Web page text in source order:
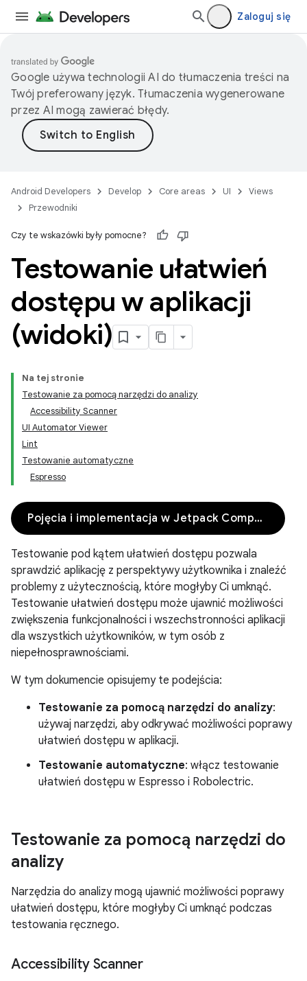
Zaloguj się
Google używa technologii AI do tłumaczenia treści na
Twój preferowany język. Tłumaczenia wygenerowane
przez AI mogą zawierać błędy.
Android Developers Develop Core areas UI
Views
Przewodniki
Czy te wskazówki były pomocne?
Testowanie ułatwień
dostępu w aplikacji
(widoki)
Na tej stronie
Testowanie za pomocą narzędzi do analizy
Accessibility Scanner
UI Automator Viewer
Lint
Testowanie automatyczne
Espresso
Pojęcia i implementacja w Jetpack Compose
Testowanie pod kątem ułatwień dostępu pozwala
sprawdzić aplikację z perspektywy użytkownika i znaleźć
problemy z użytecznością, które mogłyby Ci umknąć.
Testowanie ułatwień dostępu może ujawnić możliwości
zwiększenia funkcjonalności i wszechstronności aplikacji
dla wszystkich użytkowników, w tym osób z
niepełnosprawnościami.
W tym dokumencie opisujemy te podejścia:
Testowanie za pomocą narzędzi do analizy:
używaj narzędzi, aby odkrywać możliwości poprawy
ułatwień dostępu w aplikacji.
Testowanie automatyczne: włącz testowanie
ułatwień dostępu w Espresso i Robolectric.
Testowanie za pomocą narzędzi do
analizy
Narzędzia do analizy mogą ujawnić możliwości poprawy
ułatwień dostępu, które mogłyby Ci umknąć podczas
testowania ręcznego.
Accessibility Scanner